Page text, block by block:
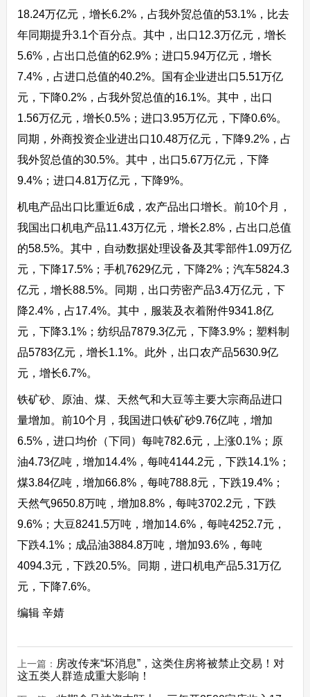
18.24万亿元，增长6.2%，占我外贸总值的53.1%，比去
年同期提升3.1个百分点。其中，出口12.3万亿元，增长
5.6%，占出口总值的62.9%；进口5.94万亿元，增长
7.4%，占进口总值的40.2%。国有企业进出口5.51万亿
元，下降0.2%，占我外贸总值的16.1%。其中，出口
1.56万亿元，增长0.5%；进口3.95万亿元，下降0.6%。
同期，外商投资企业进出口10.48万亿元，下降9.2%，占
我外贸总值的30.5%。其中，出口5.67万亿元，下降
9.4%；进口4.81万亿元，下降9%。
机电产品出口比重近6成，农产品出口增长。前10个月，
我国出口机电产品11.43万亿元，增长2.8%，占出口总值
的58.5%。其中，自动数据处理设备及其零部件1.09万亿
元，下降17.5%；手机7629亿元，下降2%；汽车5824.3
亿元，增长88.5%。同期，出口劳密产品3.4万亿元，下
降2.4%，占17.4%。其中，服装及衣着附件9341.8亿
元，下降3.1%；纺织品7879.3亿元，下降3.9%；塑料制
品5783亿元，增长1.1%。此外，出口农产品5630.9亿
元，增长6.7%。
铁矿砂、原油、煤、天然气和大豆等主要大宗商品进口
量增加。前10个月，我国进口铁矿砂9.76亿吨，增加
6.5%，进口均价（下同）每吨782.6元，上涨0.1%；原
油4.73亿吨，增加14.4%，每吨4144.2元，下跌14.1%；
煤3.84亿吨，增加66.8%，每吨788.8元，下跌19.4%；
天然气9650.8万吨，增加8.8%，每吨3702.2元，下跌
9.6%；大豆8241.5万吨，增加14.6%，每吨4252.7元，
下跌4.1%；成品油3884.8万吨，增加93.6%，每吨
4094.3元，下跌20.5%。同期，进口机电产品5.31万亿
元，下降7.6%。
编辑 辛婧
上一篇： 房改传来“坏消息”，这类住房将被禁止交易！对
这五类人群造成重大影响！